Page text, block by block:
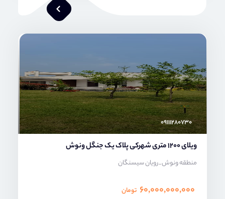
۰۹۱۱۱۲۸۰۷۳۰
ویلای 1200 متری شهرکی پلاک یک جنگل ونوش
منطقه ونوش_رویان سیسنگان
۶۰,۰۰۰,۰۰۰,۰۰۰ تومان